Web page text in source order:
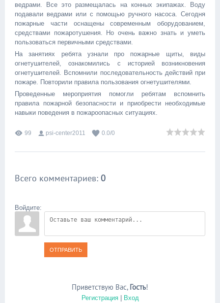
ведрами. Все это размещалась на конных экипажах. Воду
подавали ведрами или с помощью ручного насоса. Сегодня
пожарные части оснащены современным оборудованием,
средствами пожаротушения. Но очень важно знать и уметь
пользоваться первичными средствами.
На занятиях ребята узнали про пожарные щиты, виды
огнетушителей, ознакомились с историей возникновения
огнетушителей. Вспомнили последовательность действий при
пожаре. Повторили правила пользования огнетушителями.
Проведенные мероприятия помогли ребятам вспомнить
правила пожарной безопасности и приобрести необходимые
навыки поведения в пожароопасных ситуациях.
99 psi-center2011 0.0/0
Всего комментариев: 0
Войдите:
ОТПРАВИТЬ
Приветствую Вас, Гость!
Регистрация| Вход